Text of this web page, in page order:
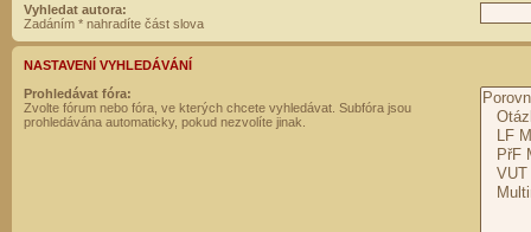
Vyhledat autora:
Zadáním * nahradíte část slova
NASTAVENÍ VYHLEDÁVÁNÍ
Prohledávat fóra:
Zvolte fórum nebo fóra, ve kterých chcete vyhledávat. Subfóra jsou
prohledávána automaticky, pokud nezvolíte jinak.